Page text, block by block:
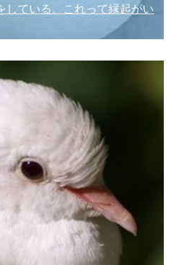
している。これって縁起がい